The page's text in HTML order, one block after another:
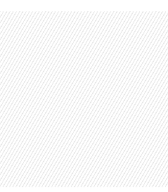
Skip to main content